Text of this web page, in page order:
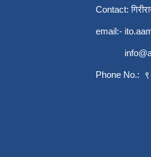
Contact:
email:-
Phone No.: